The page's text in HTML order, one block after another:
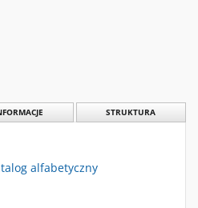
STRUKTURA
alfabetyczny